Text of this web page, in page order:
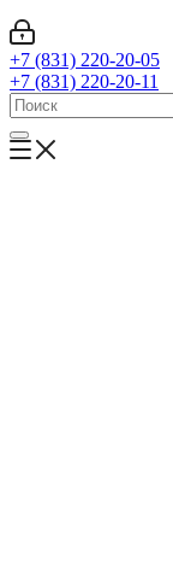
+7 (831) 220-20-05
+7 (831) 220-20-11